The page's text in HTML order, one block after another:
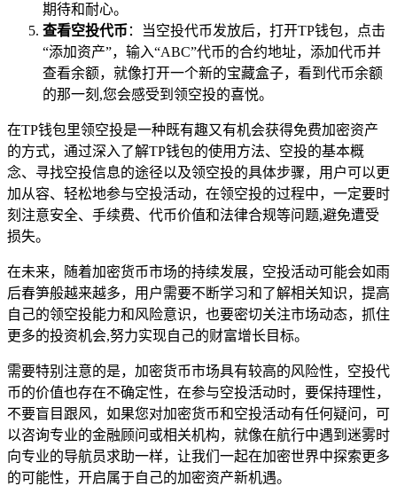
期待和耐心。
查看空投代币 ：当空投代币发放后，打开TP钱包，点击
“添加资产”，输入“ABC”代币的合约地址，添加代币并
查看余额，就像打开一个新的宝藏盒子，看到代币余额
的那一刻,您会感受到领空投的喜悦。
在TP钱包里领空投是一种既有趣又有机会获得免费加密资产
的方式，通过深入了解TP钱包的使用方法、空投的基本概
念、寻找空投信息的途径以及领空投的具体步骤，用户可以更
加从容、轻松地参与空投活动，在领空投的过程中，一定要时
刻注意安全、手续费、代币价值和法律合规等问题,避免遭受
损失。
在未来，随着加密货币市场的持续发展，空投活动可能会如雨
后春笋般越来越多，用户需要不断学习和了解相关知识，提高
自己的领空投能力和风险意识，也要密切关注市场动态，抓住
更多的投资机会,努力实现自己的财富增长目标。
需要特别注意的是，加密货币市场具有较高的风险性，空投代
币的价值也存在不确定性，在参与空投活动时，要保持理性，
不要盲目跟风，如果您对加密货币和空投活动有任何疑问，可
以咨询专业的金融顾问或相关机构，就像在航行中遇到迷雾时
向专业的导航员求助一样，让我们一起在加密世界中探索更多
的可能性，开启属于自己的加密资产新机遇。